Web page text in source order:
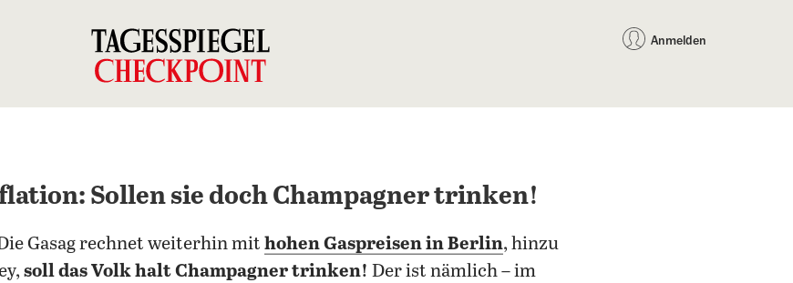
Anmelden
Sollen sie doch Champagner trinken!
Gasag rechnet weiterhin mit hohen Gaspreisen in Berlin, hinzu
soll das Volk halt Champagner trinken! Der ist nämlich – im